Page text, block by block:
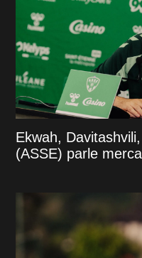
Ekwah,
(ASSE) parle